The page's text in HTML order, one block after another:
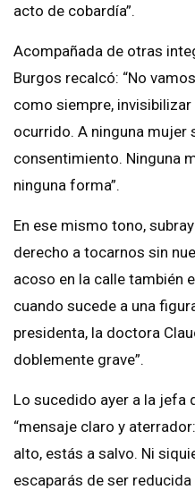
acto de cobardía”.
Acompañada de otras
Burgos recalcó: “No
como siempre,
ocurrido. A ninguna mujer
consentimiento. Ninguna
ninguna forma”.
En ese mismo tono,
derecho a tocarnos sin
acoso en la calle también
cuando sucede a una
presidenta, la doctora
doblemente grave”.
Lo sucedido ayer a la jefa
“mensaje claro y
alto, estás a salvo. Ni
escaparás de ser